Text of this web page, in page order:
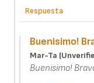
Respuesta
Buenisimo!
Mar-Ta
Buenisimo!